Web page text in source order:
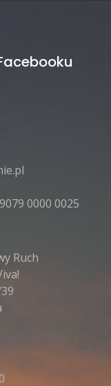
0000 0025
Ruch